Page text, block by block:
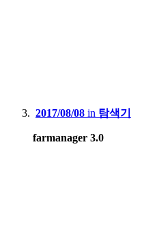
2017/08/08 in 탐색기
farmanager 3.0